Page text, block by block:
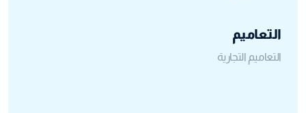
التعاميم
التعاميم التجارية